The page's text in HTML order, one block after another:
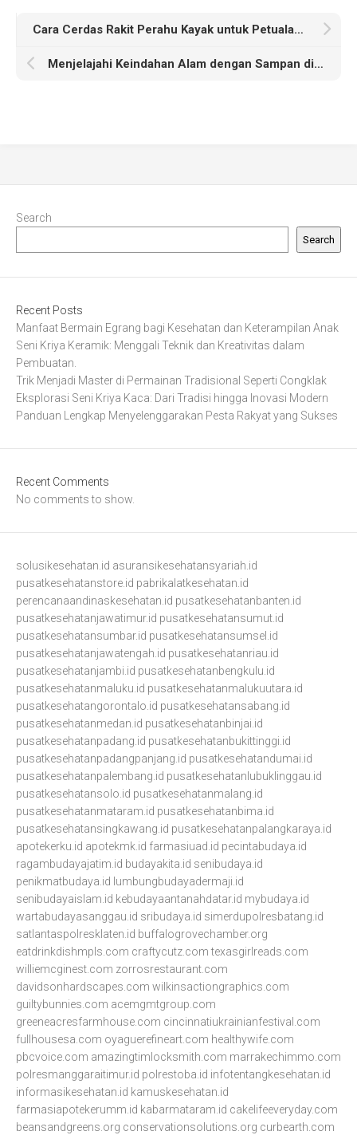
Cara Cerdas Rakit Perahu Kayak untuk Petualangan di Alam
Menjelajahi Keindahan Alam dengan Sampan di Indonesia
Search
Search
Recent Posts
Manfaat Bermain Egrang bagi Kesehatan dan Keterampilan Anak
Seni Kriya Keramik: Menggali Teknik dan Kreativitas dalam
Pembuatan.
Trik Menjadi Master di Permainan Tradisional Seperti Congklak
Eksplorasi Seni Kriya Kaca: Dari Tradisi hingga Inovasi Modern
Panduan Lengkap Menyelenggarakan Pesta Rakyat yang Sukses
Recent Comments
No comments to show.
solusikesehatan.id asuransikesehatansyariah.id
pusatkesehatanstore.id pabrikalatkesehatan.id
perencanaandinaskesehatan.id pusatkesehatanbanten.id
pusatkesehatanjawatimur.id pusatkesehatansumut.id
pusatkesehatansumbar.id pusatkesehatansumsel.id
pusatkesehatanjawatengah.id pusatkesehatanriau.id
pusatkesehatanjambi.id pusatkesehatanbengkulu.id
pusatkesehatanmaluku.id pusatkesehatanmalukuutara.id
pusatkesehatangorontalo.id pusatkesehatansabang.id
pusatkesehatanmedan.id pusatkesehatanbinjai.id
pusatkesehatanpadang.id pusatkesehatanbukittinggi.id
pusatkesehatanpadangpanjang.id pusatkesehatandumai.id
pusatkesehatanpalembang.id pusatkesehatanlubuklinggau.id
pusatkesehatansolo.id pusatkesehatanmalang.id
pusatkesehatanmataram.id pusatkesehatanbima.id
pusatkesehatansingkawang.id pusatkesehatanpalangkaraya.id
apotekerku.id apotekmk.id farmasiuad.id pecintabudaya.id
ragambudayajatim.id budayakita.id senibudaya.id
penikmatbudaya.id lumbungbudayadermaji.id
senibudayaislam.id kebudayaantanahdatar.id mybudaya.id
wartabudayasanggau.id sribudaya.id simerdupolresbatang.id
satlantaspolresklaten.id buffalogrovechamber.org
eatdrinkdishmpls.com craftycutz.com texasgirlreads.com
williemcginest.com zorrosrestaurant.com
davidsonhardscapes.com wilkinsactiongraphics.com
guiltybunnies.com acemgmtgroup.com
greeneacresfarmhouse.com cincinnatiukrainianfestival.com
fullhousesa.com oyaguerefineart.com healthywife.com
pbcvoice.com amazingtimlocksmith.com marrakechimmo.com
polresmanggaraitimur.id polrestoba.id infotentangkesehatan.id
informasikesehatan.id kamuskesehatan.id
farmasiapotekerumm.id kabarmataram.id cakelifeeveryday.com
beansandgreens.org conservationsolutions.org curbearth.com